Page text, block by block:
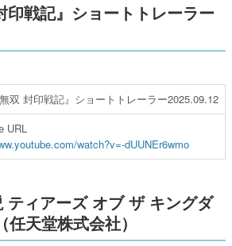
印戦記』ショートトレーラー
無双 封印戦記』ショートトレーラー2025.09.12
URL
watch?v=-dUUNEr6wmo
ティアーズ オブ ザ キングダ
天堂株式会社）